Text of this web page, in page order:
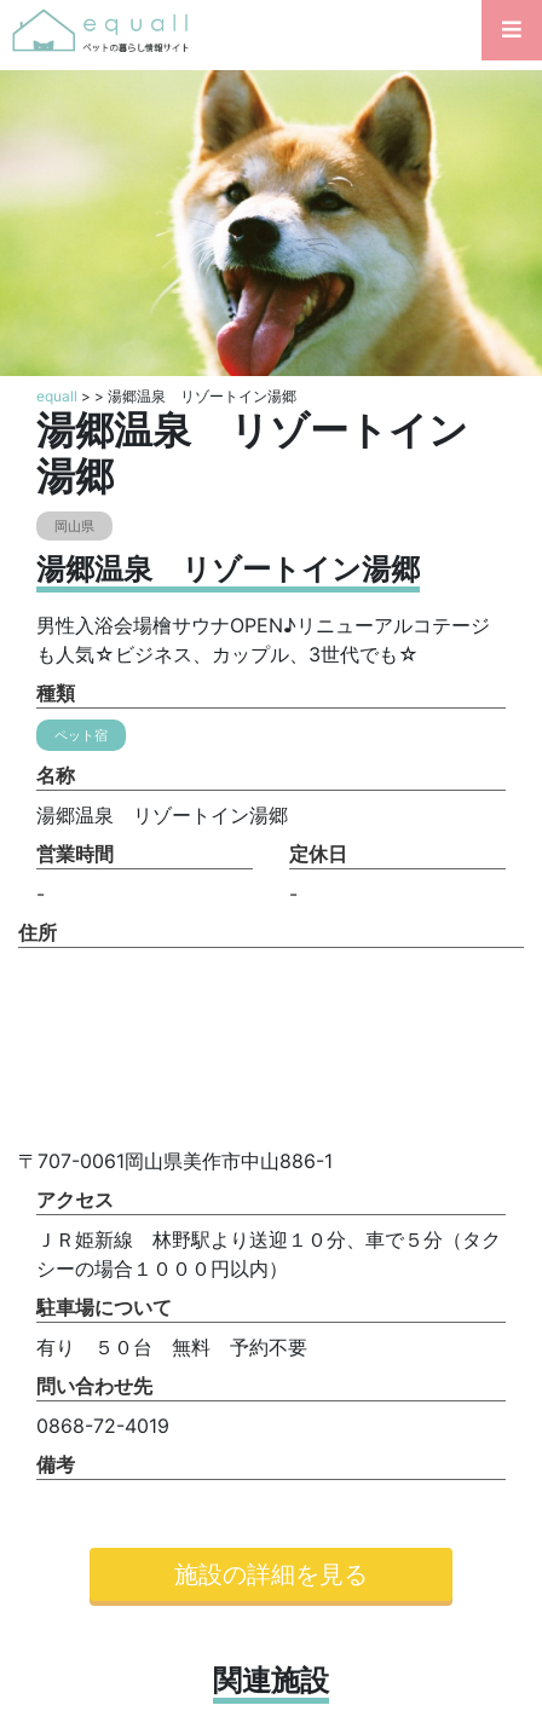
equall > > 湯郷温泉 リゾートイン湯郷
湯郷温泉 リゾートイン
湯郷
岡山県
湯郷温泉 リゾートイン湯郷
男性入浴会場檜サウナOPEN♪リニューアルコテージ
も人気☆ビジネス、カップル、3世代でも☆
種類
ペット宿
名称
湯郷温泉 リゾートイン湯郷
営業時間
-
定休日
-
住所
〒707-0061岡山県美作市中山886-1
アクセス
ＪＲ姫新線 林野駅より送迎１０分、車で５分（タク
シーの場合１０００円以内）
駐車場について
有り ５０台 無料 予約不要
問い合わせ先
0868-72-4019
備考
施設の詳細を見る
関連施設